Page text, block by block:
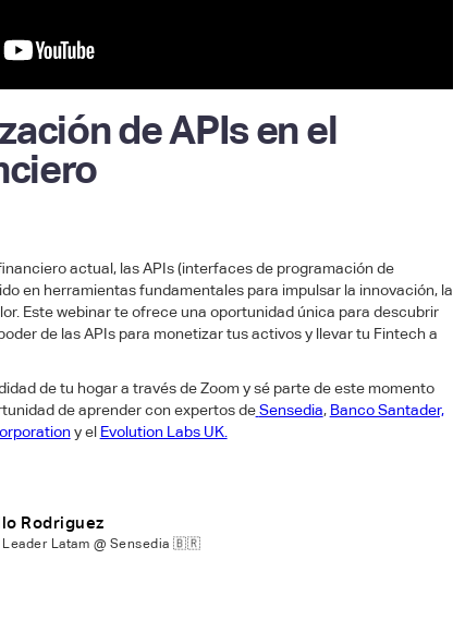
de APIs en el
actual, las APIs (interfaces de programación de
en herramientas fundamentales para impulsar la innovación, la
Este webinar te ofrece una oportunidad única para descubrir
de las APIs para monetizar tus activos y llevar tu Fintech a
de tu hogar a través de Zoom y sé parte de este momento
de aprender con expertos de Sensedia, Banco Santader,
y el Evolution Labs UK.
Rodriguez
Leader Latam @ Sensedia 🇧🇷